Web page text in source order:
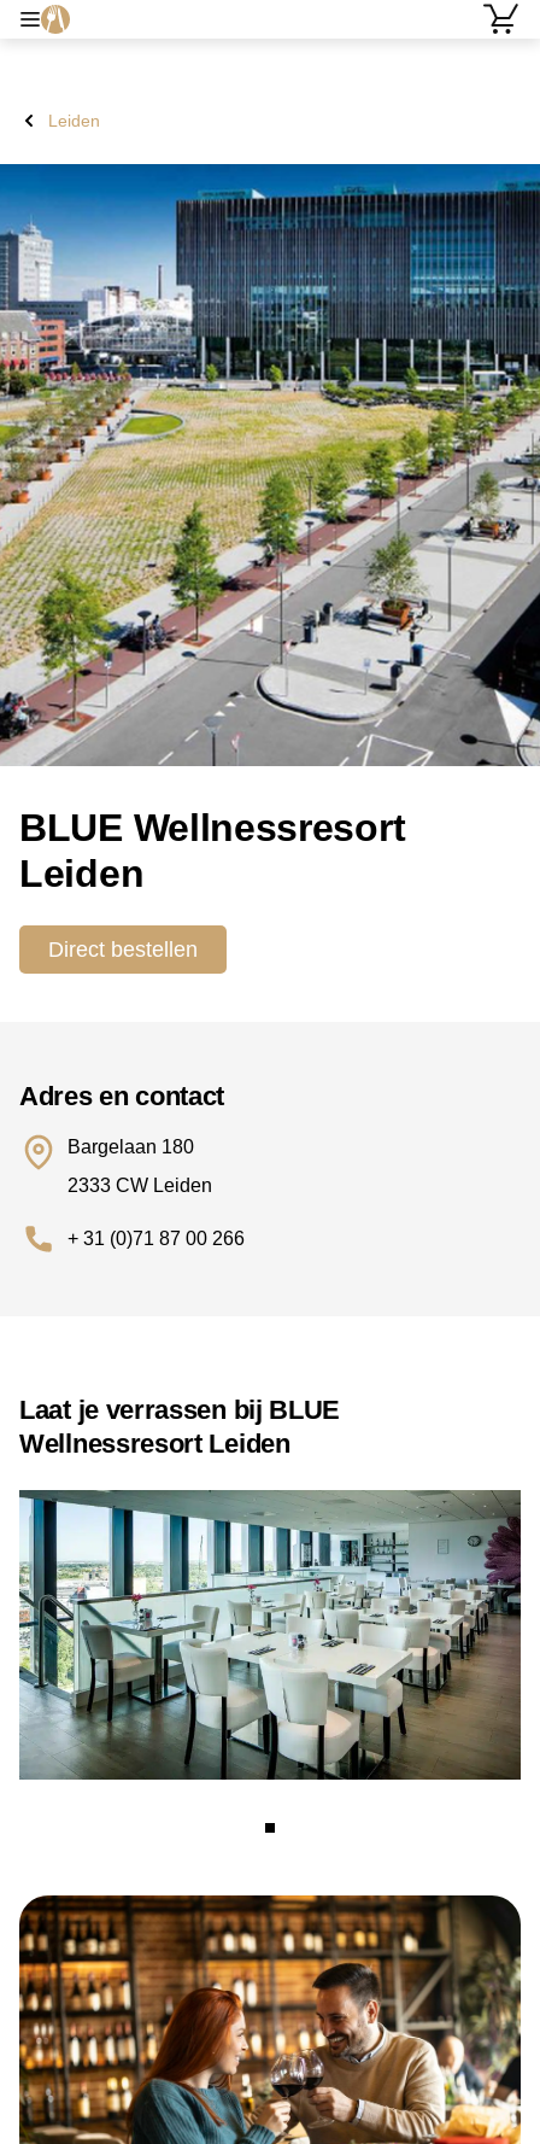
Leiden
BLUE Wellnessresort
Leiden
Direct bestellen
Adres en contact
Bargelaan 180
2333 CW Leiden
+ 31 (0)71 87 00 266
Laat je verrassen bij BLUE
Wellnessresort Leiden